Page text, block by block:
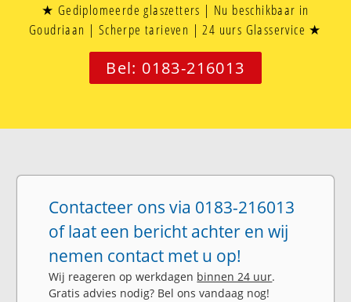
★ Gediplomeerde glaszetters | Nu beschikbaar in
Goudriaan | Scherpe tarieven | 24 uurs Glasservice ★
Bel: 0183-216013
Contacteer ons via 0183-216013
of laat een bericht achter en wij
nemen contact met u op!
Wij reageren op werkdagen binnen 24 uur.
Gratis advies nodig? Bel ons vandaag nog!